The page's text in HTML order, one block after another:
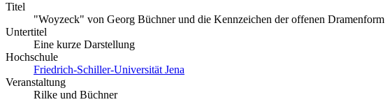
Titel
"Woyzeck" von Georg Büchner und die Kennzeichen der offenen Dramenform
Untertitel
Eine kurze Darstellung
Hochschule
Friedrich-Schiller-Universität Jena
Veranstaltung
Rilke und Büchner